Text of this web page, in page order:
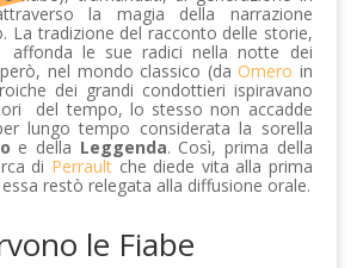
la magia della narrazione
La tradizione del racconto delle storie,
le sue radici nella notte dei
nel mondo classico (daOmero in
dei grandi condottieri ispiravano
del tempo, lo stesso non accadde
lungo tempo considerata la sorella
e della Leggenda. Così, prima della
di Perraultche diede vita alla prima
restò relegata alla diffusione orale.
le Fiabe